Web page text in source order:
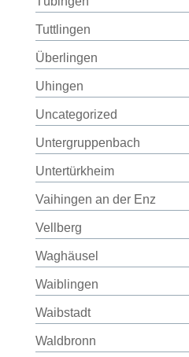
Tuttlingen
Überlingen
Uhingen
Uncategorized
Untergruppenbach
Untertürkheim
Vaihingen an der Enz
Vellberg
Waghäusel
Waiblingen
Waibstadt
Waldbronn